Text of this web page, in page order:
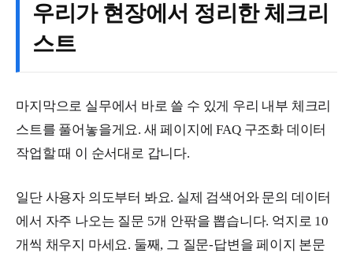
우리가 현장에서 정리한 체크리
스트
마지막으로 실무에서 바로 쓸 수 있게 우리 내부 체크리
스트를 풀어놓을게요. 새 페이지에 FAQ 구조화 데이터
작업할 때 이 순서대로 갑니다.
일단 사용자 의도부터 봐요. 실제 검색어와 문의 데이터
에서 자주 나오는 질문 5개 안팎을 뽑습니다. 억지로 10
개씩 채우지 마세요. 둘째, 그 질문-답변을 페이지 본문